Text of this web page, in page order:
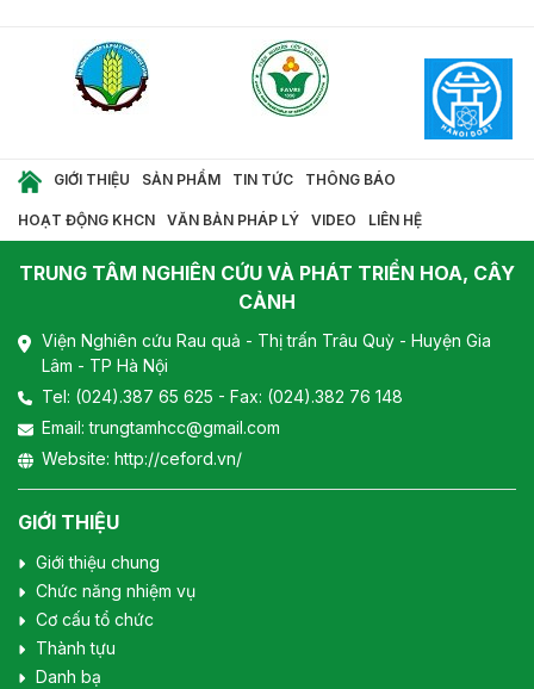
GIỚI THIỆU SẢN PHẨM TIN TỨC THÔNG BÁO
HOẠT ĐỘNG KHCN VĂN BẢN PHÁP LÝ VIDEO LIÊN HỆ
TRUNG TÂM NGHIÊN CỨU VÀ PHÁT TRIỂN HOA, CÂY
CẢNH
Viện Nghiên cứu Rau quả - Thị trấn Trâu Quỳ - Huyện Gia
Lâm - TP Hà Nội
Tel: (024).387 65 625 - Fax: (024).382 76 148
Email:trungtamhcc@gmail.com
Website: http://ceford.vn/
GIỚI THIỆU
Giới thiệu chung
Chức năng nhiệm vụ
Cơ cấu tổ chức
Thành tựu
Danh bạ